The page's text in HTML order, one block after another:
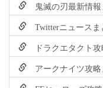
鬼滅の刃最新情報
Twitterニュースま
ドラクエタクト攻
アークナイツ攻略